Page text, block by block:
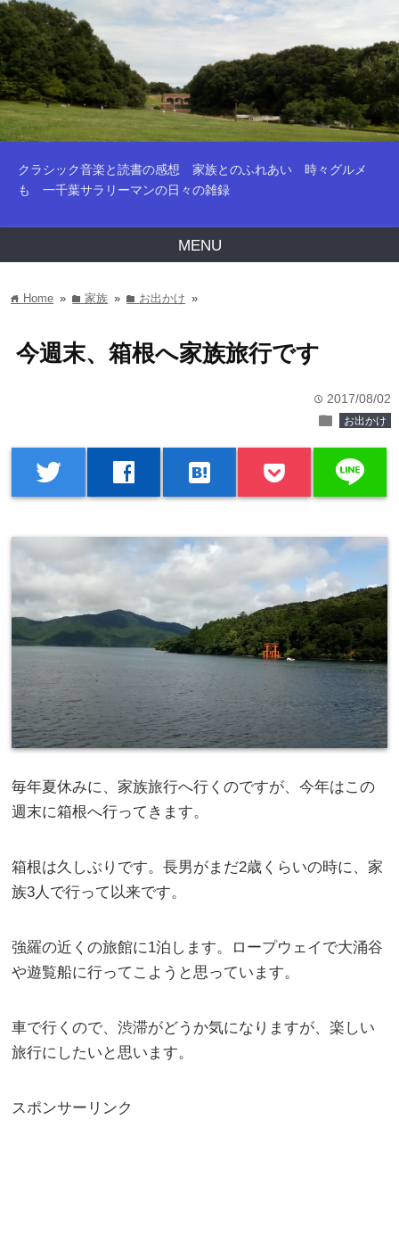
クラシック音楽と読書の感想 家族とのふれあい 時々グルメ
も 一千葉サラリーマンの日々の雑録
MENU
home Home » folder家族 » folder お出かけ »
今週末、箱根へ家族旅行です
time 2017/08/02
folder お出かけ
twitter facebook hatenabookmark line
毎年夏休みに、家族旅行へ行くのですが、今年はこの
週末に箱根へ行ってきます。
箱根は久しぶりです。長男がまだ2歳くらいの時に、家
族3人で行って以来です。
強羅の近くの旅館に1泊します。ロープウェイで大涌谷
や遊覧船に行ってこようと思っています。
車で行くので、渋滞がどうか気になりますが、楽しい
旅行にしたいと思います。
スポンサーリンク